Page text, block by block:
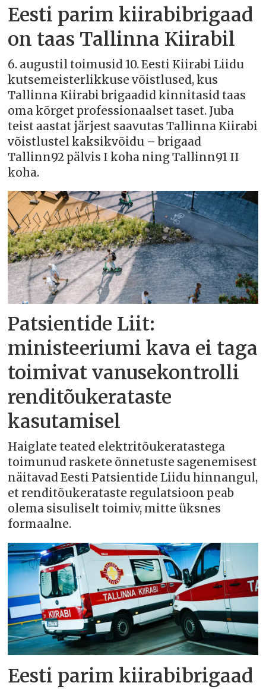
Eesti parim kiirabibrigaad
on taas Tallinna Kiirabil
6. augustil toimusid 10. Eesti Kiirabi Liidu
kutsemeisterlikkuse võistlused, kus
Tallinna Kiirabi brigaadid kinnitasid taas
oma kõrget professionaalset taset. Juba
teist aastat järjest saavutas Tallinna Kiirabi
võistlustel kaksikvõidu – brigaad
Tallinn92 pälvis I koha ning Tallinn91 II
koha.
Patsientide Liit:
ministeeriumi kava ei taga
toimivat vanusekontrolli
renditõukerataste
kasutamisel
Haiglate teated elektritõukeratastega
toimunud raskete õnnetuste sagenemisest
näitavad Eesti Patsientide Liidu hinnangul,
et renditõukerataste regulatsioon peab
olema sisuliselt toimiv, mitte üksnes
formaalne.
Eesti parim kiirabibrigaad